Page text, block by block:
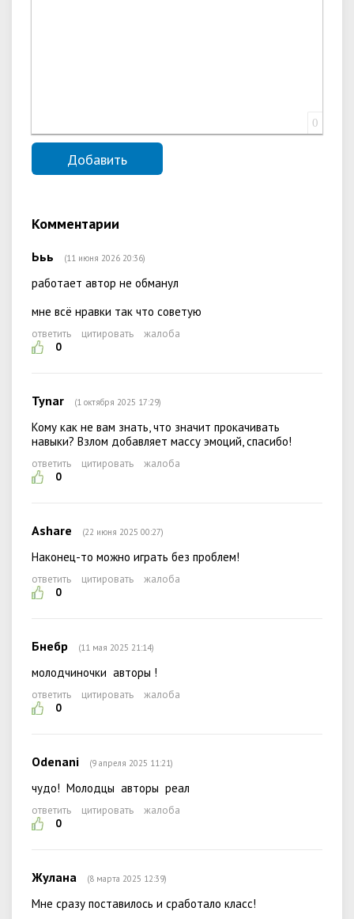
0
Комментарии
Ььь (11 июня 2026 20:36)
работает автор не обманул
мне всё нравки так что советую
ответить цитировать
жалоба
0
Tynar (1 октября 2025 17:29)
Кому как не вам знать, что значит прокачивать
навыки? Взлом добавляет массу эмоций, спасибо!
ответить цитировать
жалоба
0
Ashare (22 июня 2025 00:27)
Наконец-то можно играть без проблем!
ответить цитировать
жалоба
0
Бнебр (11 мая 2025 21:14)
молодчиночки авторы !
ответить цитировать
жалоба
0
Odenani (9 апреля 2025 11:21)
чудо! Молодцы авторы реал
ответить цитировать
жалоба
0
Жулана (8 марта 2025 12:39)
Мне сразу поставилось и сработало класс!